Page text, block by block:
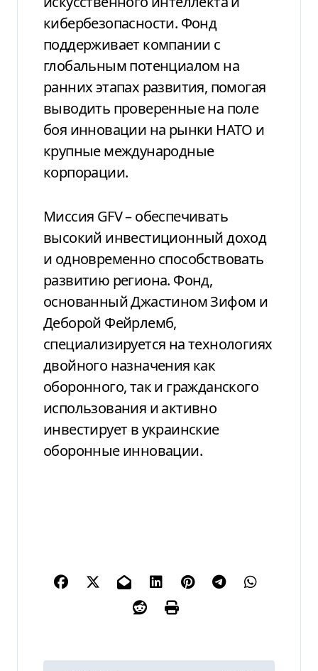
кибербезопасности. Фонд
поддерживает компании с
глобальным потенциалом на
ранних этапах развития, помогая
выводить проверенные на поле
боя инновации на рынки НАТО и
крупные международные
корпорации.
Миссия GFV – обеспечивать
высокий инвестиционный доход
и одновременно способствовать
развитию региона. Фонд,
основанный Джастином Зифом и
Деборой Фейрлемб,
специализируется на технологиях
двойного назначения как
оборонного, так и гражданского
использования и активно
инвестирует в украинские
оборонные инновации.